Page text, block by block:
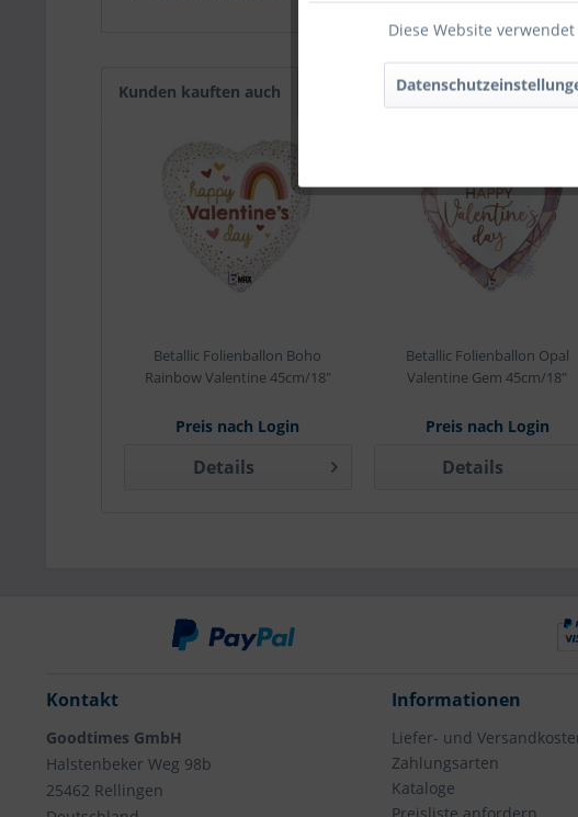
Kunden kauften auch
Betallic Folienballon Boho
Rainbow Valentine 45cm/18"
Preis nach Login
Details
Betallic Folienballon Opal
Valentine Gem 45cm/18"
Preis nach Login
Details
Kontakt
Goodtimes GmbH
Halstenbeker Weg 98b
25462 Rellingen
Informationen
Liefer- und
Zahlungsarten
Kataloge
Diese Website